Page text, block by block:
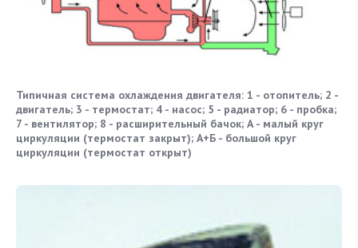
Типичная система охлаждения двигателя: 1 - отопитель; 2 -
двигатель; 3 - термостат; 4 - насос; 5 - радиатор; 6 - пробка;
7 - вентилятор; 8 - расширительный бачок; А - малый круг
циркуляции (термостат закрыт); А+Б - большой круг
циркуляции (термостат открыт)